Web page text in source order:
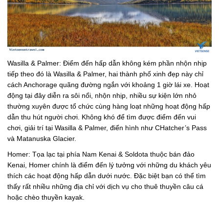
Wasilla & Palmer: Điểm đến hấp dẫn không kém phần nhộn nhịp
tiếp theo đó là Wasilla & Palmer, hai thành phố xinh đẹp này chỉ
cách Anchorage quãng đường ngắn với khoảng 1 giờ lái xe. Hoạt
động tại đây diễn ra sôi nổi, nhộn nhịp, nhiều sự kiện lớn nhỏ
thường xuyên được tổ chức cùng hàng loạt những hoạt động hấp
dẫn thu hút người chơi. Không khó để tìm được điểm đến vui
chơi, giải trí tại Wasilla & Palmer, điển hình như CHatcher’s Pass
và Matanuska Glacier.
Homer: Tọa lạc tại phía Nam Kenai & Soldota thuộc bán đảo
Kenai, Homer chính là điểm đến lý tưởng với những du khách yêu
thích các hoạt động hấp dẫn dưới nước. Đặc biệt bạn có thể tìm
thấy rất nhiều những địa chỉ với dịch vụ cho thuê thuyền câu cá
hoặc chèo thuyền kayak.